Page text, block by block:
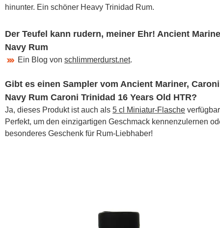
hinunter. Ein schöner Heavy Trinidad Rum.
Der Teufel kann rudern, meiner Ehr! Ancient
Navy Rum
Ein Blog von schlimmerdurst.net.
Gibt es einen Sampler vom Ancient Mariner, Caroni
Navy Rum Caroni Trinidad 16 Years Old HTR?
Ja, dieses Produkt ist auch als 5 cl Miniatur-Flasche
Perfekt, um den einzigartigen Geschmack kennenzulernen
besonderes Geschenk für Rum-Liebhaber!